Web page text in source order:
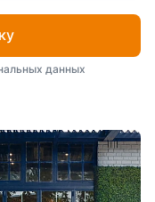
данных